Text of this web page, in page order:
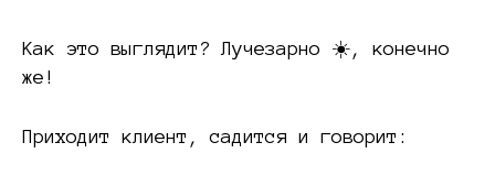
Как это выглядит? Лучезарно ☀️, конечно
же!
Приходит клиент, садится и говорит: